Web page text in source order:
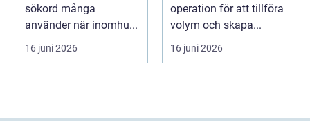
sökord många
använder när inomhu...
16 juni 2026
operation för att tillföra
volym och skapa...
16 juni 2026